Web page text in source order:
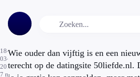
18-
03-
2017
7 min.
Wie ouder dan vijftig is en een
terecht op de datingsite 50liefde.nl.